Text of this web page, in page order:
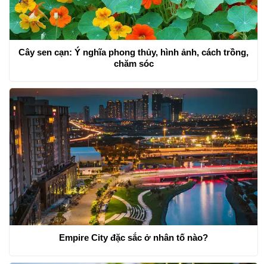
Cây sen cạn: Ý nghĩa phong thủy, hình ảnh, cách trồng,
chăm sóc
Empire City đặc sắc ở nhân tố nào?